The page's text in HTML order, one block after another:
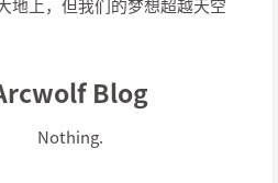
地上，但我们的梦想超越天空
Blog
Nothing.